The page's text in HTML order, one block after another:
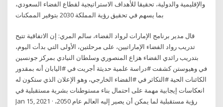
والإقليمية والدولية، تحقيقا للأهداف الاستراتيجية لقطاع الفضاء السعودي،
بما يسهم في تحقيق رؤية المملكة 2030 بتوفير الممكنات
قال مدير برنامج الإمارات لرواد الفضاء، سالم المري: إن الاتفاقية تتيح
تدريب رواد الفضاء الإماراتيين، على مرحلتين، الأولى التي بدأت اليوم،
بتدريب رائدي الفضاء هزاع المنصوري وسلطان النيادي بمركز جونسين
في وهيوستن كشفت #دراسة علمية حديثة أجريت في #اليابان أنه بمقدور
الكائنات الحية #التكاثر في #الفضاء الخارجي، وهو الإعلان الذي ستكون له
انعكاسات إيجابية مهمة على احتمال بناء مستوطنات بشرية مستقبلية في
Jan 15, 2021 · رؤية مستقبلية لما يمكن أن يصير إليه العالم عام 2050،